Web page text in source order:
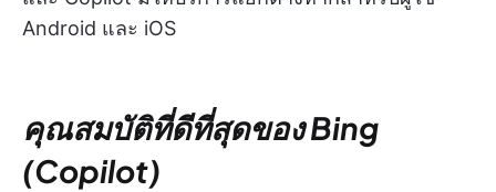
Android และ iOS
คุณสมบัติที่ดีที่สุดของ Bing
(Copilot)